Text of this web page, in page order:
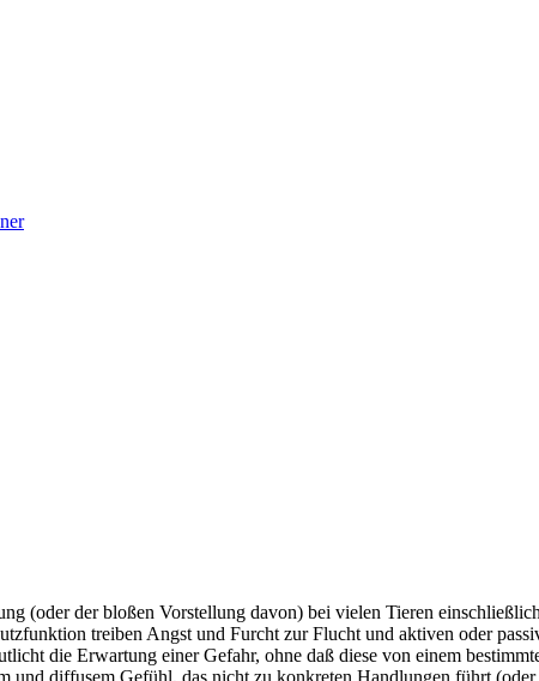
(oder der bloßen Vorstellung davon) bei vielen Tieren
treiben Angst und Furcht zur Flucht und aktiven oder
die Erwartung einer Gefahr, ohne daß diese von einem
und diffusem Gefühl, das nicht zu konkreten Handlungen führt